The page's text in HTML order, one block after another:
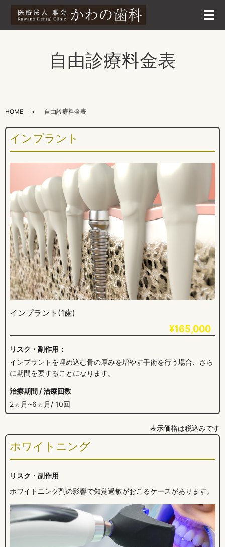
メ
自由診療料金表
HOME 自由診療料金表
インプラント
インプラント(1歯)
¥165,000
リスク・副作用：
インプラントを埋め込む骨の厚みを増やす手術を行う場合、さら
に期間を要することになります。
治療期間 / 治療回数
2ヵ月~6ヵ月/ 10回
表示価格は税込みです
ホワイトニング
リスク・副作用
ホワイトニング剤の影響で知覚過敏がおこるケースがあります。